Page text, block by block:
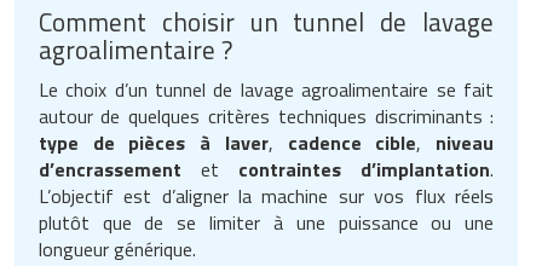
Comment choisir un tunnel de lavage
agroalimentaire ?
Le choix d’un tunnel de lavage agroalimentaire se fait
autour de quelques critères techniques discriminants :
type de pièces à laver, cadence cible, niveau
d’encrassement et contraintes d’implantation.
L’objectif est d’aligner la machine sur vos flux réels
plutôt que de se limiter à une puissance ou une
longueur générique.